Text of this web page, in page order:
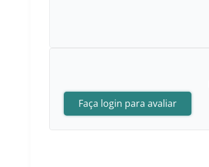
Faça login para avaliar